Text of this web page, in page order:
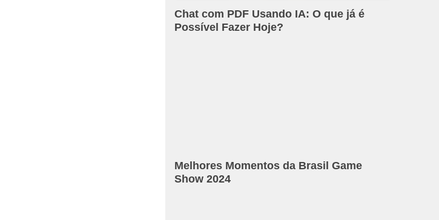
Chat com PDF Usando IA: O que já é
Possível Fazer Hoje?
Melhores Momentos da Brasil Game
Show 2024